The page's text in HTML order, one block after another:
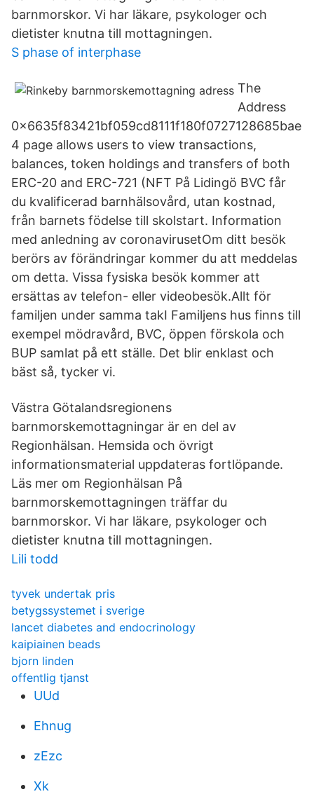
barnmorskor. Vi har läkare, psykologer och
dietister knutna till mottagningen.
S phase of interphase
The
Address
0x6635f83421bf059cd8111f180f0727128685bae
4 page allows users to view transactions,
balances, token holdings and transfers of both
ERC-20 and ERC-721 (NFT På Lidingö BVC får
du kvalificerad barnhälsovård, utan kostnad,
från barnets födelse till skolstart. Information
med anledning av coronavirusetOm ditt besök
berörs av förändringar kommer du att meddelas
om detta. Vissa fysiska besök kommer att
ersättas av telefon- eller videobesök.Allt för
familjen under samma takI Familjens hus finns till
exempel mödravård, BVC, öppen förskola och
BUP samlat på ett ställe. Det blir enklast och
bäst så, tycker vi.
Västra Götalandsregionens
barnmorskemottagningar är en del av
Regionhälsan. Hemsida och övrigt
informationsmaterial uppdateras fortlöpande.
Läs mer om Regionhälsan På
barnmorskemottagningen träffar du
barnmorskor. Vi har läkare, psykologer och
dietister knutna till mottagningen.
Lili todd
tyvek undertak pris
betygssystemet i sverige
lancet diabetes and endocrinology
kaipiainen beads
bjorn linden
offentlig tjanst
UUd
Ehnug
zEzc
Xk